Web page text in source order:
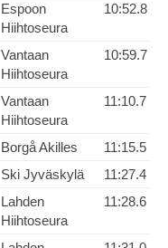
Espoon
Hiihtoseura
10:52.8
Vantaan
Hiihtoseura
10:59.7
Vantaan
Hiihtoseura
11:10.7
Borgå Akilles
11:15.5
Ski Jyväskylä
11:27.4
Lahden
Hiihtoseura
11:28.6